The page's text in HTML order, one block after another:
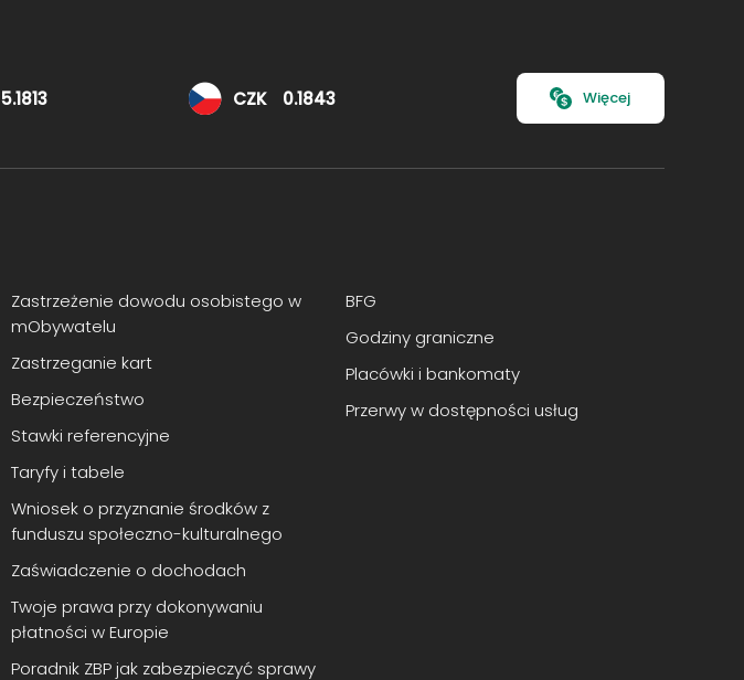
5.1813 CZK 0.1843 Więcej
Zastrzeżenie dowodu osobistego w
mObywatelu
Zastrzeganie kart
Bezpieczeństwo
Stawki referencyjne
Taryfy i tabele
Wniosek o przyznanie środków z
funduszu społeczno-kulturalnego
Zaświadczenie o dochodach
Twoje prawa przy dokonywaniu
płatności w Europie
Poradnik ZBP jak zabezpieczyć sprawy
BFG
Godziny graniczne
Placówki i bankomaty
Przerwy w dostępności usług